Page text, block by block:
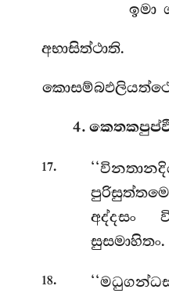
ඉමා
අභාසිත්ථාති.
4.
17.
අද්දසං
සුසමාහිතං.
18.